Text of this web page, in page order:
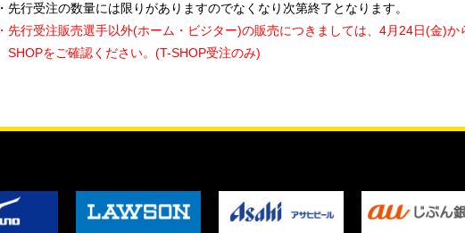
・先行受注の数量には限りがありますのでなくなり次第終了となります。
・先行受注販売選手以外(ホーム・ビジター)の販売につきましては、4月24日(金)
SHOPをご確認ください。(T-SHOP受注のみ)